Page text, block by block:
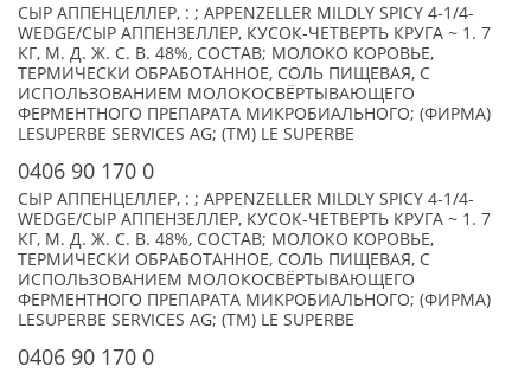
СЫР АППЕНЦЕЛЛЕР, : ; APPENZELLER MILDLY SPICY 4-1/4-
WEDGE/СЫР АППЕНЗЕЛЛЕР, КУСОК-ЧЕТВЕРТЬ КРУГА ~ 1. 7
КГ, М. Д. Ж. С. В. 48%, СОСТАВ; МОЛОКО КОРОВЬЕ,
ТЕРМИЧЕСКИ ОБРАБОТАННОЕ, СОЛЬ ПИЩЕВАЯ, С
ИСПОЛЬЗОВАНИЕМ МОЛОКОСВЁРТЫВАЮЩЕГО
ФЕРМЕНТНОГО ПРЕПАРАТА МИКРОБИАЛЬНОГО; (ФИРМА)
LESUPERBE SERVICES AG; (TM) LE SUPERBE
0406 90 170 0
СЫР АППЕНЦЕЛЛЕР, : ; APPENZELLER MILDLY SPICY 4-1/4-
WEDGE/СЫР АППЕНЗЕЛЛЕР, КУСОК-ЧЕТВЕРТЬ КРУГА ~ 1. 7
КГ, М. Д. Ж. С. В. 48%, СОСТАВ; МОЛОКО КОРОВЬЕ,
ТЕРМИЧЕСКИ ОБРАБОТАННОЕ, СОЛЬ ПИЩЕВАЯ, С
ИСПОЛЬЗОВАНИЕМ МОЛОКОСВЁРТЫВАЮЩЕГО
ФЕРМЕНТНОГО ПРЕПАРАТА МИКРОБИАЛЬНОГО; (ФИРМА)
LESUPERBE SERVICES AG; (TM) LE SUPERBE
0406 90 170 0